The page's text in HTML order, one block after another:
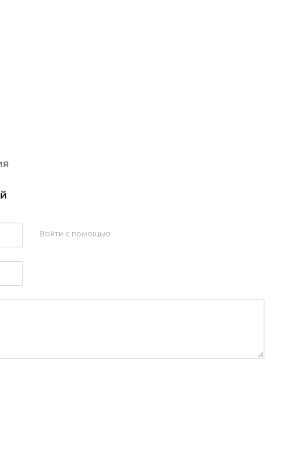
Войти с помощью